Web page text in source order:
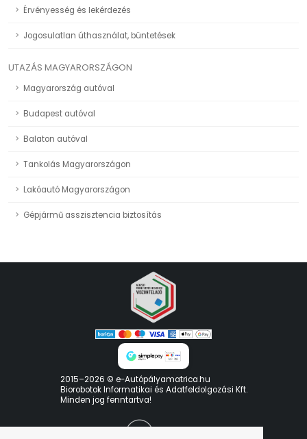
Érvényesség és lekérdezés
Jogosulatlan úthasználat, büntetések
UTAZÁS MAGYARORSZÁGON
Magyarország autóval
Budapest autóval
Balaton autóval
Tankolás Magyarországon
Lakóautó Magyarországon
Gépjármű asszisztencia biztosítás
2015–2026 © e-Autópályamatrica.hu
Biorobotok Informatikai és Adatfeldolgozási Kft.
Minden jog fenntartva!